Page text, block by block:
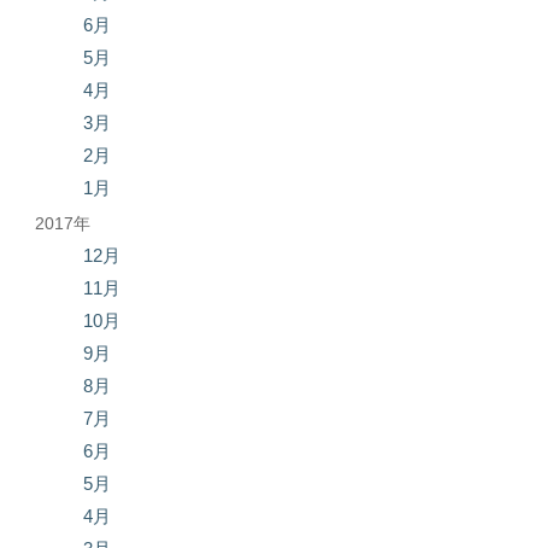
6月
5月
4月
3月
2月
1月
2017年
12月
11月
10月
9月
8月
7月
6月
5月
4月